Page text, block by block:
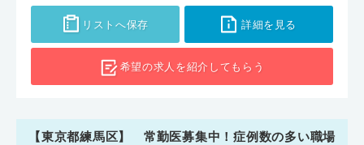
リストへ保存 詳細を見る
希望の求人を紹介してもらう
【東京都練馬区】 常勤医募集中！症例数の多い職場